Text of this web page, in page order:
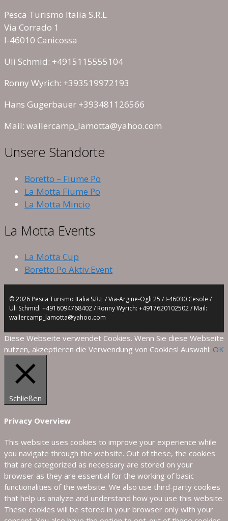
Pesca Turismo Italia S.R.L
Via Corrado 1
I-46010 Canicossa
Uli Schmid: +4915115555104
Ronny Wyrich: +393519972193
Hans Gugerbauer +393481126566
Mail: wallercamp_lamotta@yahoo.com
Unsere Standorte
Boretto – Fiume Po
La Motta Fiume Po
La Motta Mincio
La Motta Events
La Motta Cup
Boretto Po Aktiv Event
© 2026 Pesca Turismo Italia S.R.L / Via-Argine-Ogli 25 / I-46030 Cesole /
Uli Schmid: +4916094768402 / Ronny Wyrich: +4917620102502 / Mail:
wallercamp_lamotta@yahoo.com
Diese Webseite verwendet Cookies. Wenn Sie diese Webseite
nutzen, akzeptieren die Verwendung von Cookies! Auswahl: OK
Schließen
Privacy Overview
This website uses cookies to improve your experience while
you navigate through the website. Out of these, the cookies
that are categorized as necessary are stored on your
browser as they are essential for the working of basic
functionalities of the website. We also use third-party cookies
that help us analyze and understand how you use this website.
These cookies will be stored in your browser only with your